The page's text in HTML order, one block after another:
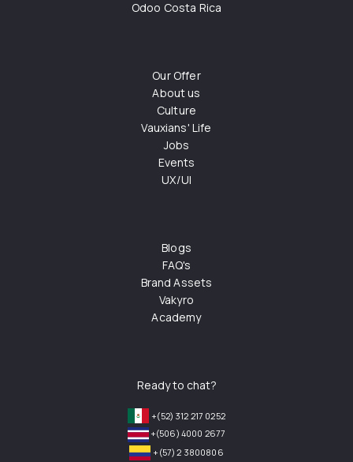
Odoo Costa Rica
Our Offer
About us
Culture
Vauxians' Life
Jobs
Events
UX/UI
Blogs
FAQ's
Brand Assets
Vakyro
Academy
Ready to chat?
+(52) 312 217 0252
+(506) 4000 2677
+(57) 2 3800806